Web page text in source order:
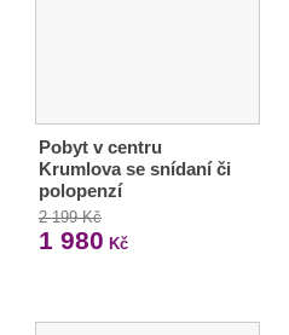
Pobyt v centru
Krumlova se snídaní či
polopenzí
2 199 Kč
1 980 Kč